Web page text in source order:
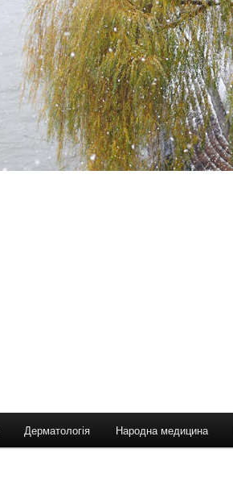
Дерматологія Народна медицина